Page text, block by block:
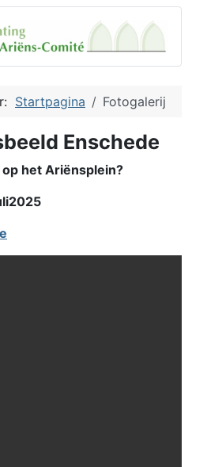
Startpagina Fotogalerij
Enschede
het Ariënsplein?